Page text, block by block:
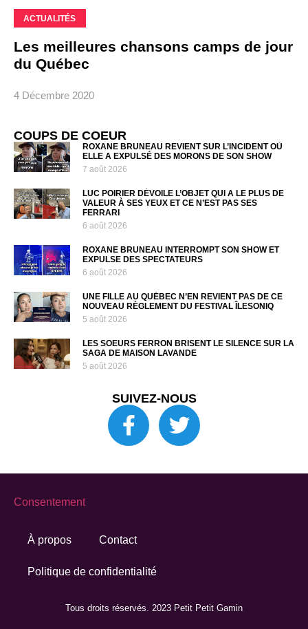
ACTUALITÉS
Les meilleures chansons camps de jour
du Québec
4 Décembre 2020
COUPS DE COEUR
ROXANE BRUNEAU REVIENT SUR L’INCIDENT OÙ
ELLE A EXPULSÉ DES MORONS DE SON SHOW
7 août 2026
LUC POIRIER DÉVOILE L’OBJET QUI A LE PLUS DE
VALEUR À SES YEUX ET CE N’EST PAS SES
FERRARI
6 août 2026
ROXANE BRUNEAU INTERROMPT SON SHOW ET
EXPULSE DES SPECTATEURS
6 août 2026
UNE FILLE AU QUÉBEC N’EN REVIENT PAS DE CE
NOUVEAU RÈGLEMENT DU FESTIVAL ÎLESONIQ
5 août 2026
LES SOEURS FERRON BRISENT LE SILENCE SUR LA
SAGA DE MAISON LAVANDE
5 août 2026
SUIVEZ-NOUS
Tous droits réservés. 2023 Petit Petit Gamin
À propos Contact
Politique de confidentialité
Consentement